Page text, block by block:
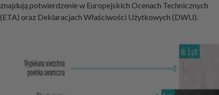
znajdują potwierdzenie w Europejskich Ocenach Technicznych
(ETA) oraz Deklaracjach Właściwości Użytkowych (DWU).